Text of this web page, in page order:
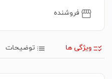
فروشنده